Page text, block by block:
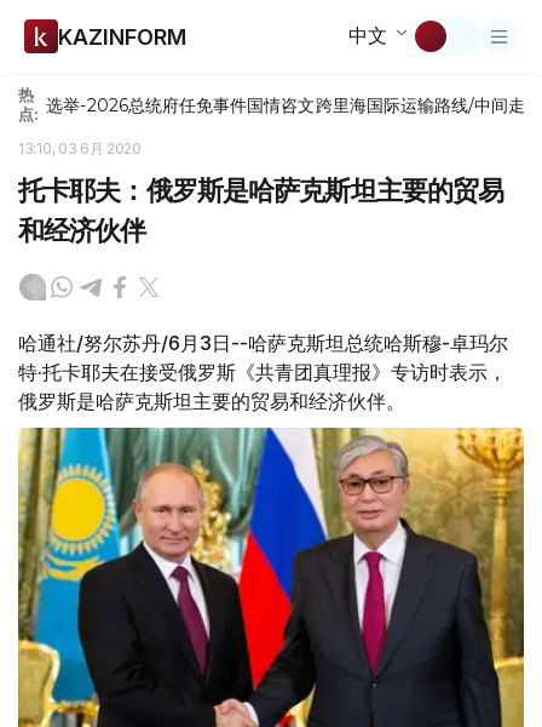
KAZINFORM 中文
热
点: 选举-2026总统府任免事件国情咨文跨里海国际运输路线/中间走廊
13:10, 03 6月 2020
托卡耶夫：俄罗斯是哈萨克斯坦主要的贸易
和经济伙伴
哈通社/努尔苏丹/6月3日--哈萨克斯坦总统哈斯穆-卓玛尔
特·托卡耶夫在接受俄罗斯《共青团真理报》专访时表示，
俄罗斯是哈萨克斯坦主要的贸易和经济伙伴。